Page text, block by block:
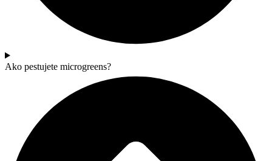
Ako pestujete microgreens?